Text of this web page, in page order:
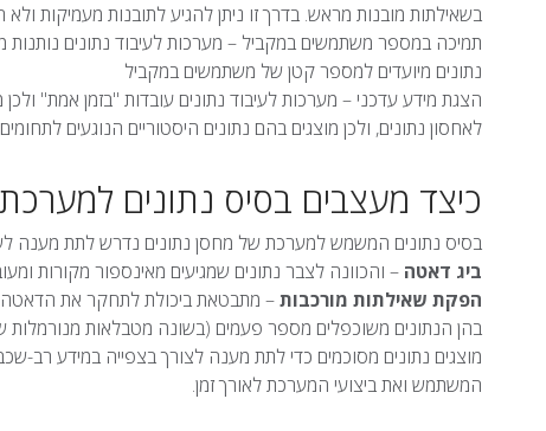
בשאילתות מובנות מראש. בדרך זו ניתן להגיע לתובנות מעמיקות
תמיכה במספר משתמשים במקביל – מערכות לעיבוד נתונים
נתונים מיועדים למספר קטן של משתמשים במקביל
הצגת מידע עדכני – מערכות לעיבוד נתונים עובדות "בזמן אמת"
לאחסון נתונים, ולכן מוצגים בהם נתונים היסטוריים הנוגעים
כיצד מעצבים בסיס נתונים
בסיס נתונים המשמש למערכת של מחסן נתונים נדרש לתת מענה
ביג דאטה – והכוונה לצבר נתונים שמגיעים מאינספור מקורות
הפקת שאילתות מורכבות– מתבטאת ביכולת לתחקר את הדאטה
בהן הנתונים משוכפלים מספר פעמים (בשונה מטבלאות מנורמלות
מוצגים נתונים מסוכמים כדי לתת מענה לצורך בצפייה במידע רב-
המשתמש ואת ביצועי המערכת לאורך זמן.